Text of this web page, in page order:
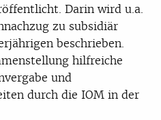
Darin wird u.a.
zu subsidiär
beschrieben.
hilfreiche
und
durch die IOM in der